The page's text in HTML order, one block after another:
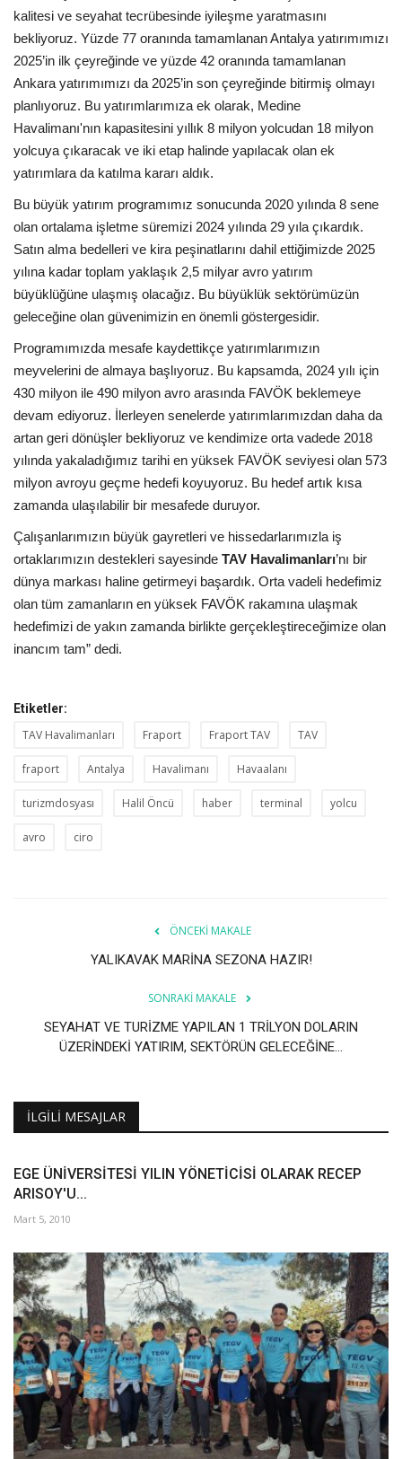
kalitesi ve seyahat tecrübesinde iyileşme yaratmasını
bekliyoruz. Yüzde 77 oranında tamamlanan Antalya yatırımımızı
2025’in ilk çeyreğinde ve yüzde 42 oranında tamamlanan
Ankara yatırımımızı da 2025’in son çeyreğinde bitirmiş olmayı
planlıyoruz. Bu yatırımlarımıza ek olarak, Medine
Havalimanı'nın kapasitesini yıllık 8 milyon yolcudan 18 milyon
yolcuya çıkaracak ve iki etap halinde yapılacak olan ek
yatırımlara da katılma kararı aldık.
Bu büyük yatırım programımız sonucunda 2020 yılında 8 sene
olan ortalama işletme süremizi 2024 yılında 29 yıla çıkardık.
Satın alma bedelleri ve kira peşinatlarını dahil ettiğimizde 2025
yılına kadar toplam yaklaşık 2,5 milyar avro yatırım
büyüklüğüne ulaşmış olacağız. Bu büyüklük sektörümüzün
geleceğine olan güvenimizin en önemli göstergesidir.
Programımızda mesafe kaydettikçe yatırımlarımızın
meyvelerini de almaya başlıyoruz. Bu kapsamda, 2024 yılı için
430 milyon ile 490 milyon avro arasında FAVÖK beklemeye
devam ediyoruz. İlerleyen senelerde yatırımlarımızdan daha da
artan geri dönüşler bekliyoruz ve kendimize orta vadede 2018
yılında yakaladığımız tarihi en yüksek FAVÖK seviyesi olan 573
milyon avroyu geçme hedefi koyuyoruz. Bu hedef artık kısa
zamanda ulaşılabilir bir mesafede duruyor.
Çalışanlarımızın büyük gayretleri ve hissedarlarımızla iş
ortaklarımızın destekleri sayesinde TAV Havalimanları’nı bir
dünya markası haline getirmeyi başardık. Orta vadeli hedefimiz
olan tüm zamanların en yüksek FAVÖK rakamına ulaşmak
hedefimizi de yakın zamanda birlikte gerçekleştireceğimize olan
inancım tam” dedi.
Etiketler:
TAV Havalimanları Fraport Fraport TAV TAV
fraport Antalya Havalimanı Havaalanı
turizmdosyası Halil Öncü haber terminal yolcu
avro ciro
ÖNCEKI MAKALE
YALIKAVAK MARİNA SEZONA HAZIR!
SONRAKI MAKALE
SEYAHAT VE TURİZME YAPILAN 1 TRİLYON DOLARIN
ÜZERİNDEKİ YATIRIM, SEKTÖRÜN GELECEĞİNE...
İLGILI MESAJLAR
EGE ÜNİVERSİTESİ YILIN YÖNETİCİSİ OLARAK RECEP
ARISOY'U...
Mart 5, 2010